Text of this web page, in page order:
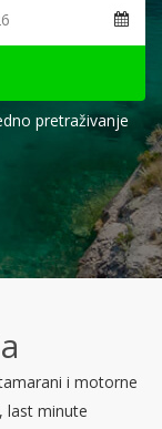
pretraživanje
i motorne
last minute